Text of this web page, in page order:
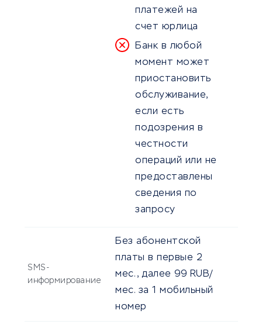
платежей на
счет юрлица
Банк в любой
момент может
приостановить
обслуживание,
если есть
подозрения в
честности
операций или не
предоставлены
сведения по
запросу
SMS-
информирование
Без абонентской
платы в первые 2
мес., далее 99 RUB/
мес. за 1 мобильный
номер